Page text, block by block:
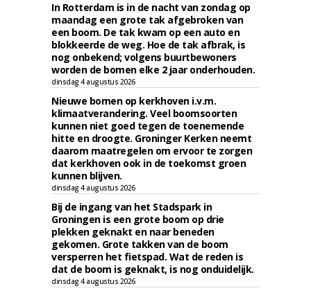
In Rotterdam is in de nacht van zondag op
maandag een grote tak afgebroken van
een boom. De tak kwam op een auto en
blokkeerde de weg. Hoe de tak afbrak, is
nog onbekend; volgens buurtbewoners
worden de bomen elke 2 jaar onderhouden.
dinsdag 4 augustus 2026
Nieuwe bomen op kerkhoven i.v.m.
klimaatverandering. Veel boomsoorten
kunnen niet goed tegen de toenemende
hitte en droogte. Groninger Kerken neemt
daarom maatregelen om ervoor te zorgen
dat kerkhoven ook in de toekomst groen
kunnen blijven.
dinsdag 4 augustus 2026
Bij de ingang van het Stadspark in
Groningen is een grote boom op drie
plekken geknakt en naar beneden
gekomen. Grote takken van de boom
versperren het fietspad. Wat de reden is
dat de boom is geknakt, is nog onduidelijk.
dinsdag 4 augustus 2026